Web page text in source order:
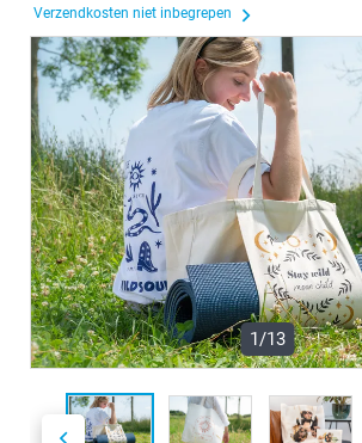
Verzendkosten niet inbegrepen
1/13